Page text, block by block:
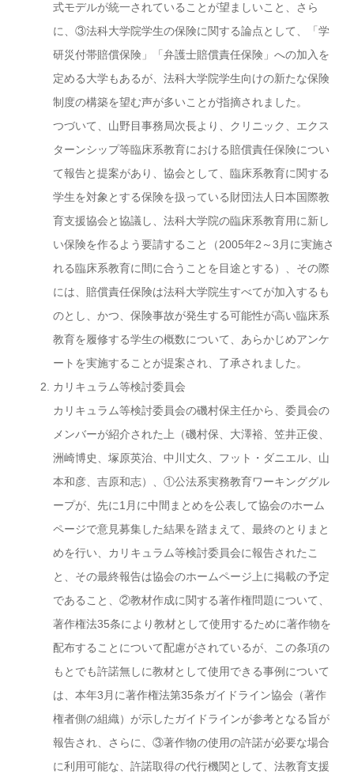
式モデルが統一されていることが望ましいこと、さら
に、③法科大学院学生の保険に関する論点として、「学
研災付帯賠償保険」「弁護士賠償責任保険」への加入を
定める大学もあるが、法科大学院学生向けの新たな保険
制度の構築を望む声が多いことが指摘されました。
つづいて、山野目事務局次長より、クリニック、エクス
ターンシップ等臨床系教育における賠償責任保険につい
て報告と提案があり、協会として、臨床系教育に関する
学生を対象とする保険を扱っている財団法人日本国際教
育支援協会と協議し、法科大学院の臨床系教育用に新し
い保険を作るよう要請すること（2005年2～3月に実施さ
れる臨床系教育に間に合うことを目途とする）、その際
には、賠償責任保険は法科大学院生すべてが加入するも
のとし、かつ、保険事故が発生する可能性が高い臨床系
教育を履修する学生の概数について、あらかじめアンケ
ートを実施することが提案され、了承されました。
カリキュラム等検討委員会
カリキュラム等検討委員会の磯村保主任から、委員会の
メンバーが紹介された上（磯村保、大澤裕、笠井正俊、
洲崎博史、塚原英治、中川丈久、フット・ダニエル、山
本和彦、吉原和志）、①公法系実務教育ワーキンググル
ープが、先に1月に中間まとめを公表して協会のホーム
ページで意見募集した結果を踏まえて、最終のとりまと
めを行い、カリキュラム等検討委員会に報告されたこ
と、その最終報告は協会のホームページ上に掲載の予定
であること、②教材作成に関する著作権問題について、
著作権法35条により教材として使用するために著作物を
配布することについて配慮がされているが、この条項の
もとでも許諾無しに教材として使用できる事例について
は、本年3月に著作権法第35条ガイドライン協会（著作
権者側の組織）が示したガイドラインが参考となる旨が
報告され、さらに、③著作物の使用の許諾が必要な場合
に利用可能な、許諾取得の代行機関として、法教育支援